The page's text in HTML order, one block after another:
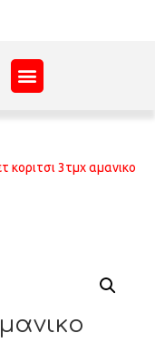
κοριτσι 3τμχ αμανικο